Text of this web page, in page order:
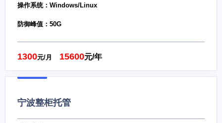
操作系统：Windows/Linux
防御峰值：50G
1300元/月 15600元/年
宁波整柜托管